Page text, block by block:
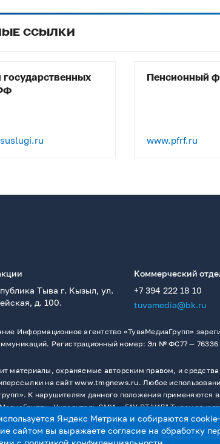
ССЫЛКИ
государственных
Пенсионный
www.pfrf.ru
Тыва г. Кызыл, ул.
д. 100.
Коммерческий
+7 394 222 18 10
tuvamedia@bk.ru
Информационное агентство «ТуваМедиаГрупп»
Регистрационный номер: Эл № ФС77 — 76336
материалы, охраняемые авторским правом, и
на сайт www.tmgnews.ru. Любое
К нарушителям данного положения
Учредитель СМИ －ГАУ РТ "ИД"
Яндекс Метрика и собираются
сайтом вы выражаете согласие наобработку